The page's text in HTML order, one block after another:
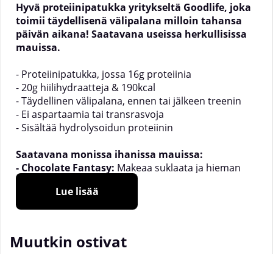
Hyvä proteiinipatukka yritykseltä Goodlife, joka
toimii täydellisenä välipalana milloin tahansa
päivän aikana! Saatavana useissa herkullisissa
mauissa.
- Proteiinipatukka, jossa 16g proteiinia
- 20g hiilihydraatteja & 190kcal
- Täydellinen välipalana, ennen tai jälkeen treenin
- Ei aspartaamia tai transrasvoja
- Sisältää hydrolysoidun proteiinin
Saatavana monissa ihanissa mauissa:
- Chocolate Fantasy: Makeaa suklaata ja hieman
minttua sekä tummaa suklaata päällystettynä.
- Caramel Coco:Suklaatoffee-makuinen
kokonaisuus, jossa havaittavissa kookoksen vivahde.
minttukrispillä ja vahvalla mintun maulla.
- Nutty Peanut:Amerikkalaista maunelämystä
Lue lisää
Muutkin ostivat